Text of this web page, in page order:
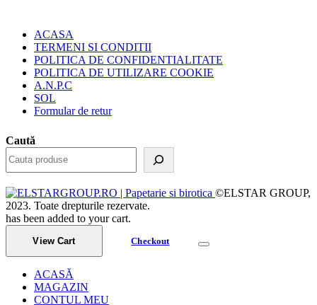
ACASA
TERMENI SI CONDITII
POLITICA DE CONFIDENTIALITATE
POLITICA DE UTILIZARE COOKIE
A.N.P.C
SOL
Formular de retur
Caută
©ELSTAR GROUP,
2023. Toate drepturile rezervate.
has been added to your cart.
View Cart Checkout
ACASĂ
MAGAZIN
CONTUL MEU